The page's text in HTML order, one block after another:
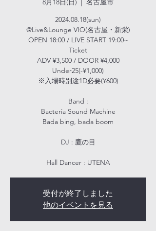
2024.08.18(sun)
@Live&Lounge VIO(名古屋・新栄)
OPEN 18:00 / LIVE START 19:00~
Ticket
ADV ¥3,500 / DOOR ¥4,000
Under25(-¥1,000)
※入場時別途1D必要(¥600)
Band :
Bacteria Sound Machine
Bada bing, bada boom
DJ : 鷹の目
Hall Dancer : UTENA
受付が終了しました
他のイベントを見る